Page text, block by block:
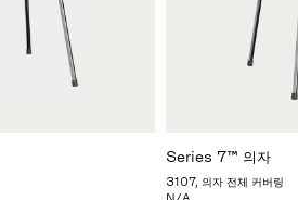
Series 7™ 의자
3107, 의자 전체 커버링